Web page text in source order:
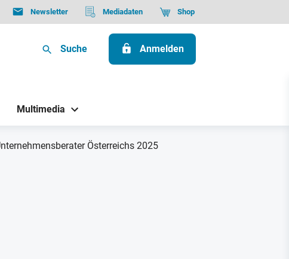
Newsletter Mediadaten Shop
Suche Anmelden
Multimedia
Österreichs 2025